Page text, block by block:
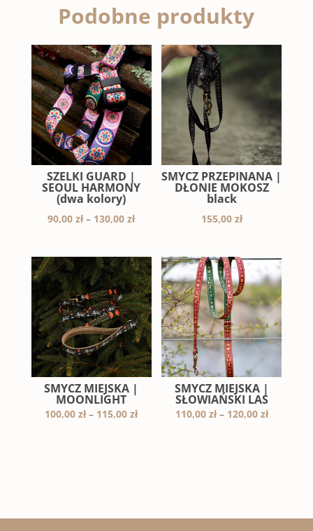
Podobne produkty
SZELKI GUARD |
SEOUL HARMONY
(dwa kolory)
90,00zł – 130,00złZakres
od
90,00 zł
do
130,00 zł
SMYCZ PRZEPINANA |
DŁONIE MOKOSZ
black
155,00 zł
SMYCZ MIEJSKA |
MOONLIGHT
100,00zł – 115,00złZakres
SMYCZ MIEJSKA |
SŁOWIAŃSKI LAS
110,00 zł – 120,00 złZakres